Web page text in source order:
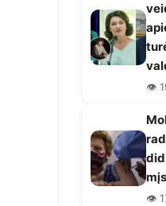
👁️
👁️